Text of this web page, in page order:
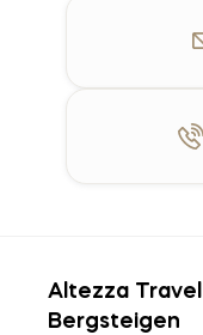
Altezza Travel
Bergsteigen